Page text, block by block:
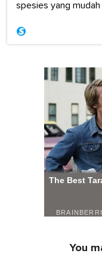
spesies yang
You